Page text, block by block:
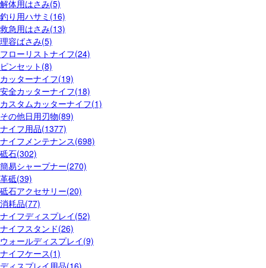
解体用はさみ(5)
釣り用ハサミ(16)
救急用はさみ(13)
理容ばさみ(5)
フローリストナイフ(24)
ピンセット(8)
カッターナイフ(19)
安全カッターナイフ(18)
カスタムカッターナイフ(1)
その他日用刃物(89)
ナイフ用品(1377)
ナイフメンテナンス(698)
砥石(302)
簡易シャープナー(270)
革砥(39)
砥石アクセサリー(20)
消耗品(77)
ナイフディスプレイ(52)
ナイフスタンド(26)
ウォールディスプレイ(9)
ナイフケース(1)
ディスプレイ用品(16)